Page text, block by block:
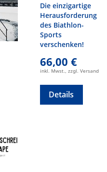
Die einzigartige
Herausforderung
des Biathlon-
Sports
verschenken!
66,00 €
inkl. Mwst., zzgl. Versand
Details